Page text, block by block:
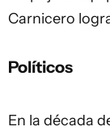
Carnicero
Políticos
En la década